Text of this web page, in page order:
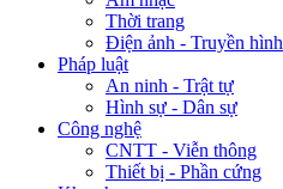
Thời trang
Điện ảnh - Truyền hình
Pháp luật
An ninh - Trật tự
Hình sự - Dân sự
Công nghệ
CNTT - Viễn thông
Thiết bị - Phần cứng